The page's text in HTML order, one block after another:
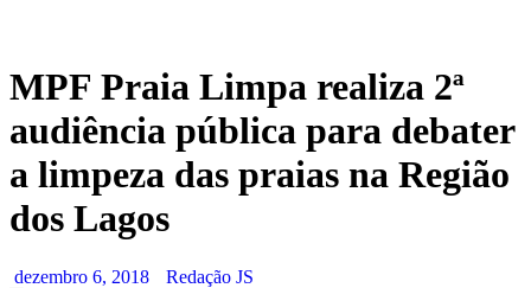
MPF Praia Limpa realiza 2ª
audiência pública para debater
a limpeza das praias na Região
dos Lagos
dezembro 6, 2018 Redação JS